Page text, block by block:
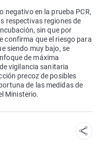
negativo en la prueba PCR,
respectivas regiones de
sin que por
confirma que el riesgo para
siendo muy bajo, se
de máxima
vigilancia sanitaria
precoz de posibles
de las medidas de
Ministerio.